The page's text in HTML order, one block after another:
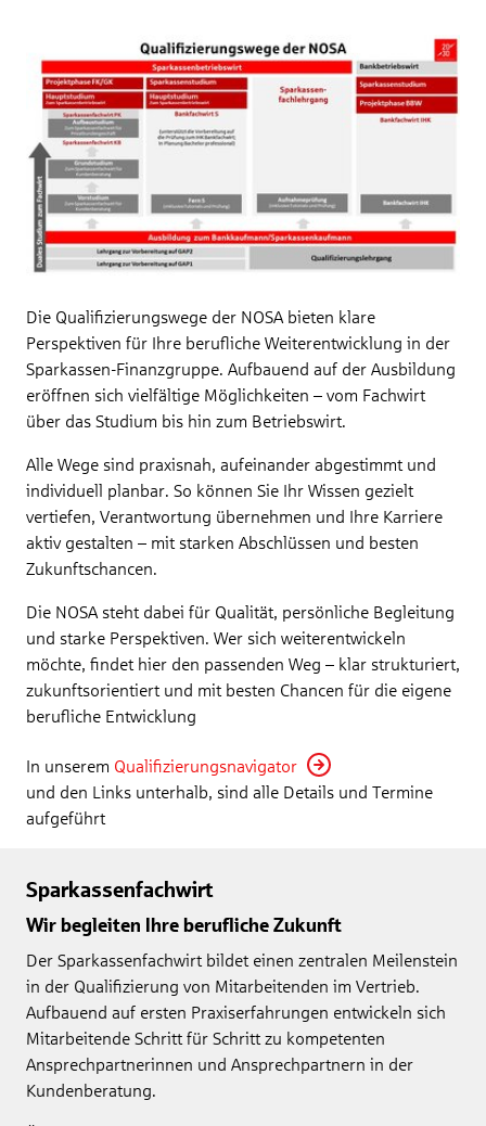
Die Qualifizierungswege der NOSA bieten klare
Perspektiven für Ihre berufliche Weiterentwicklung in der
Sparkassen-Finanzgruppe. Aufbauend auf der Ausbildung
eröffnen sich vielfältige Möglichkeiten – vom Fachwirt
über das Studium bis hin zum Betriebswirt.
Alle Wege sind praxisnah, aufeinander abgestimmt und
individuell planbar. So können Sie Ihr Wissen gezielt
vertiefen, Verantwortung übernehmen und Ihre Karriere
aktiv gestalten – mit starken Abschlüssen und besten
Zukunftschancen.
Die NOSA steht dabei für Qualität, persönliche Begleitung
und starke Perspektiven. Wer sich weiterentwickeln
möchte, findet hier den passenden Weg – klar strukturiert,
zukunftsorientiert und mit besten Chancen für die eigene
berufliche Entwicklung
In unserem Qualifizierungsnavigator
und den Links unterhalb, sind alle Details und Termine
aufgeführt
Sparkassenfachwirt
Wir begleiten Ihre berufliche Zukunft
Der Sparkassenfachwirt bildet einen zentralen Meilenstein
in der Qualifizierung von Mitarbeitenden im Vertrieb.
Aufbauend auf ersten Praxiserfahrungen entwickeln sich
Mitarbeitende Schritt für Schritt zu kompetenten
Ansprechpartnerinnen und Ansprechpartnern in der
Kundenberatung.